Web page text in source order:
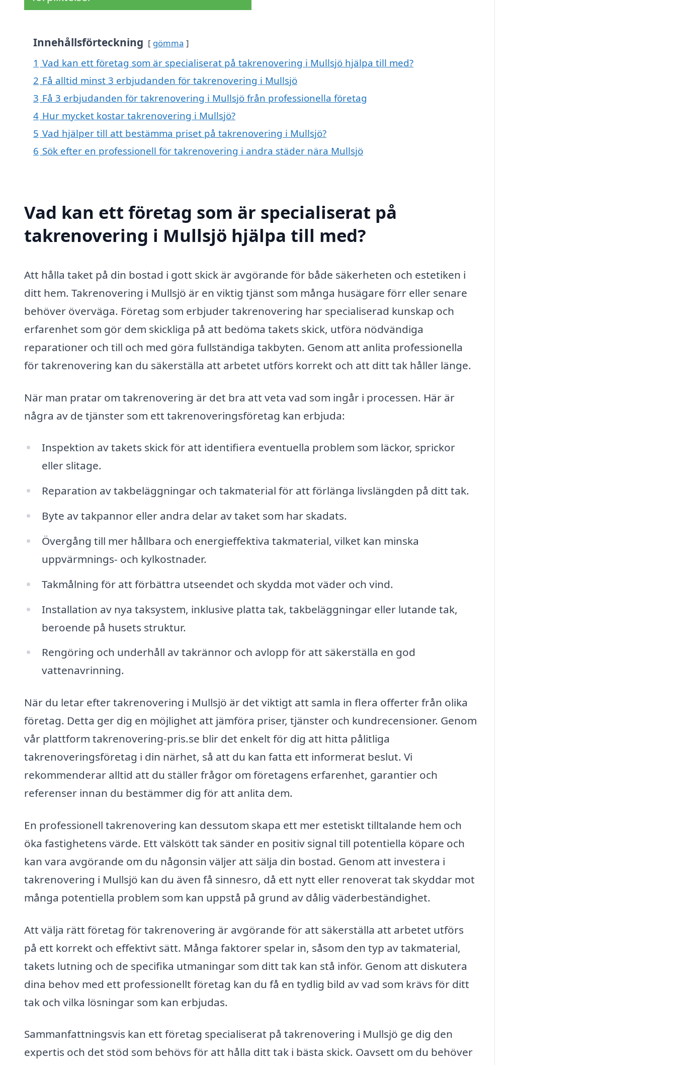
Innehållsförteckning gömma
1 Vad kan ett företag som är specialiserat på takrenovering i Mullsjö hjälpa till med?
2 Få alltid minst 3 erbjudanden för takrenovering i Mullsjö
3 Få 3 erbjudanden för takrenovering i Mullsjö från professionella företag
4 Hur mycket kostar takrenovering i Mullsjö?
5 Vad hjälper till att bestämma priset på takrenovering i Mullsjö?
6 Sök efter en professionell för takrenovering i andra städer nära Mullsjö
Vad kan ett företag som är specialiserat på
takrenovering i Mullsjö hjälpa till med?
Att hålla taket på din bostad i gott skick är avgörande för både säkerheten och estetiken i
ditt hem. Takrenovering i Mullsjö är en viktig tjänst som många husägare förr eller senare
behöver överväga. Företag som erbjuder takrenovering har specialiserad kunskap och
erfarenhet som gör dem skickliga på att bedöma takets skick, utföra nödvändiga
reparationer och till och med göra fullständiga takbyten. Genom att anlita professionella
för takrenovering kan du säkerställa att arbetet utförs korrekt och att ditt tak håller länge.
När man pratar om takrenovering är det bra att veta vad som ingår i processen. Här är
några av de tjänster som ett takrenoveringsföretag kan erbjuda:
Inspektion av takets skick för att identifiera eventuella problem som läckor, sprickor
eller slitage.
Reparation av takbeläggningar och takmaterial för att förlänga livslängden på ditt tak.
Byte av takpannor eller andra delar av taket som har skadats.
Övergång till mer hållbara och energieffektiva takmaterial, vilket kan minska
uppvärmnings- och kylkostnader.
Takmålning för att förbättra utseendet och skydda mot väder och vind.
Installation av nya taksystem, inklusive platta tak, takbeläggningar eller lutande tak,
beroende på husets struktur.
Rengöring och underhåll av takrännor och avlopp för att säkerställa en god
vattenavrinning.
När du letar efter takrenovering i Mullsjö är det viktigt att samla in flera offerter från olika
företag. Detta ger dig en möjlighet att jämföra priser, tjänster och kundrecensioner. Genom
vår plattform takrenovering-pris.se blir det enkelt för dig att hitta pålitliga
takrenoveringsföretag i din närhet, så att du kan fatta ett informerat beslut. Vi
rekommenderar alltid att du ställer frågor om företagens erfarenhet, garantier och
referenser innan du bestämmer dig för att anlita dem.
En professionell takrenovering kan dessutom skapa ett mer estetiskt tilltalande hem och
öka fastighetens värde. Ett välskött tak sänder en positiv signal till potentiella köpare och
kan vara avgörande om du någonsin väljer att sälja din bostad. Genom att investera i
takrenovering i Mullsjö kan du även få sinnesro, då ett nytt eller renoverat tak skyddar mot
många potentiella problem som kan uppstå på grund av dålig väderbeständighet.
Att välja rätt företag för takrenovering är avgörande för att säkerställa att arbetet utförs
på ett korrekt och effektivt sätt. Många faktorer spelar in, såsom den typ av takmaterial,
takets lutning och de specifika utmaningar som ditt tak kan stå inför. Genom att diskutera
dina behov med ett professionellt företag kan du få en tydlig bild av vad som krävs för ditt
tak och vilka lösningar som kan erbjudas.
Sammanfattningsvis kan ett företag specialiserat på takrenovering i Mullsjö ge dig den
expertis och det stöd som behövs för att hålla ditt tak i bästa skick. Oavsett om du behöver